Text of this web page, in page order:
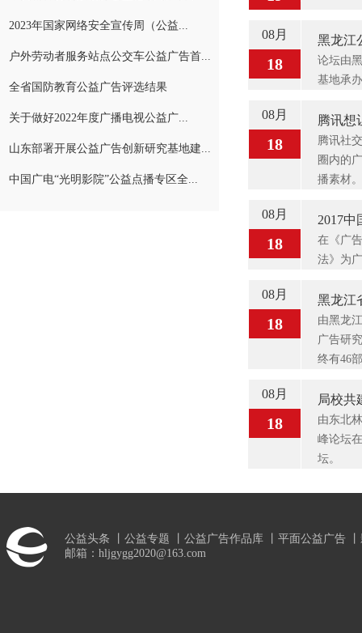
2023年国家网络安全宣传周（公益...
户外劳动者服务站点公交车公益广告首...
全省国防教育公益广告评选结果
关于做好2022年度广播电视公益广...
山东部署开展公益广告创新研究基地建...
中国广电“光明影院”公益点播专区全...
08月
18
黑龙江
论坛由
基地承
08月
18
腾讯想
腾讯社
圈内的
播素材。
08月
18
2017
在《广
法》为
08月
18
黑龙江
由黑龙
广告研
终有46
08月
18
局校共
由东北
峰论坛
坛。
公益头条 公益专题 公益广告作品库 平面公益广告
邮箱：hljgygg2020@163.com